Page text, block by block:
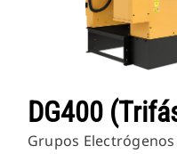
DG400
Grupos Electrógenos